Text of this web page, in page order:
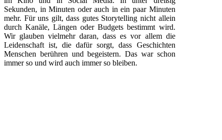
Sekunden, in Minuten oder auch in ein paar Minuten
mehr. Für uns gilt, dass gutes Storytelling nicht allein
durch Kanäle, Längen oder Budgets bestimmt wird.
Wir glauben vielmehr daran, dass es vor allem die
Leidenschaft ist, die dafür sorgt, dass Geschichten
Menschen berühren und begeistern. Das war schon
immer so und wird auch immer so bleiben.